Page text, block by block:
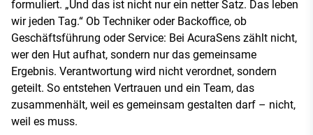
formuliert. „Und das ist nicht nur ein netter Satz. Das leben
wir jeden Tag.“ Ob Techniker oder Backoffice, ob
Geschäftsführung oder Service: Bei AcuraSens zählt nicht,
wer den Hut aufhat, sondern nur das gemeinsame
Ergebnis. Verantwortung wird nicht verordnet, sondern
geteilt. So entstehen Vertrauen und ein Team, das
zusammenhält, weil es gemeinsam gestalten darf – nicht,
weil es muss.